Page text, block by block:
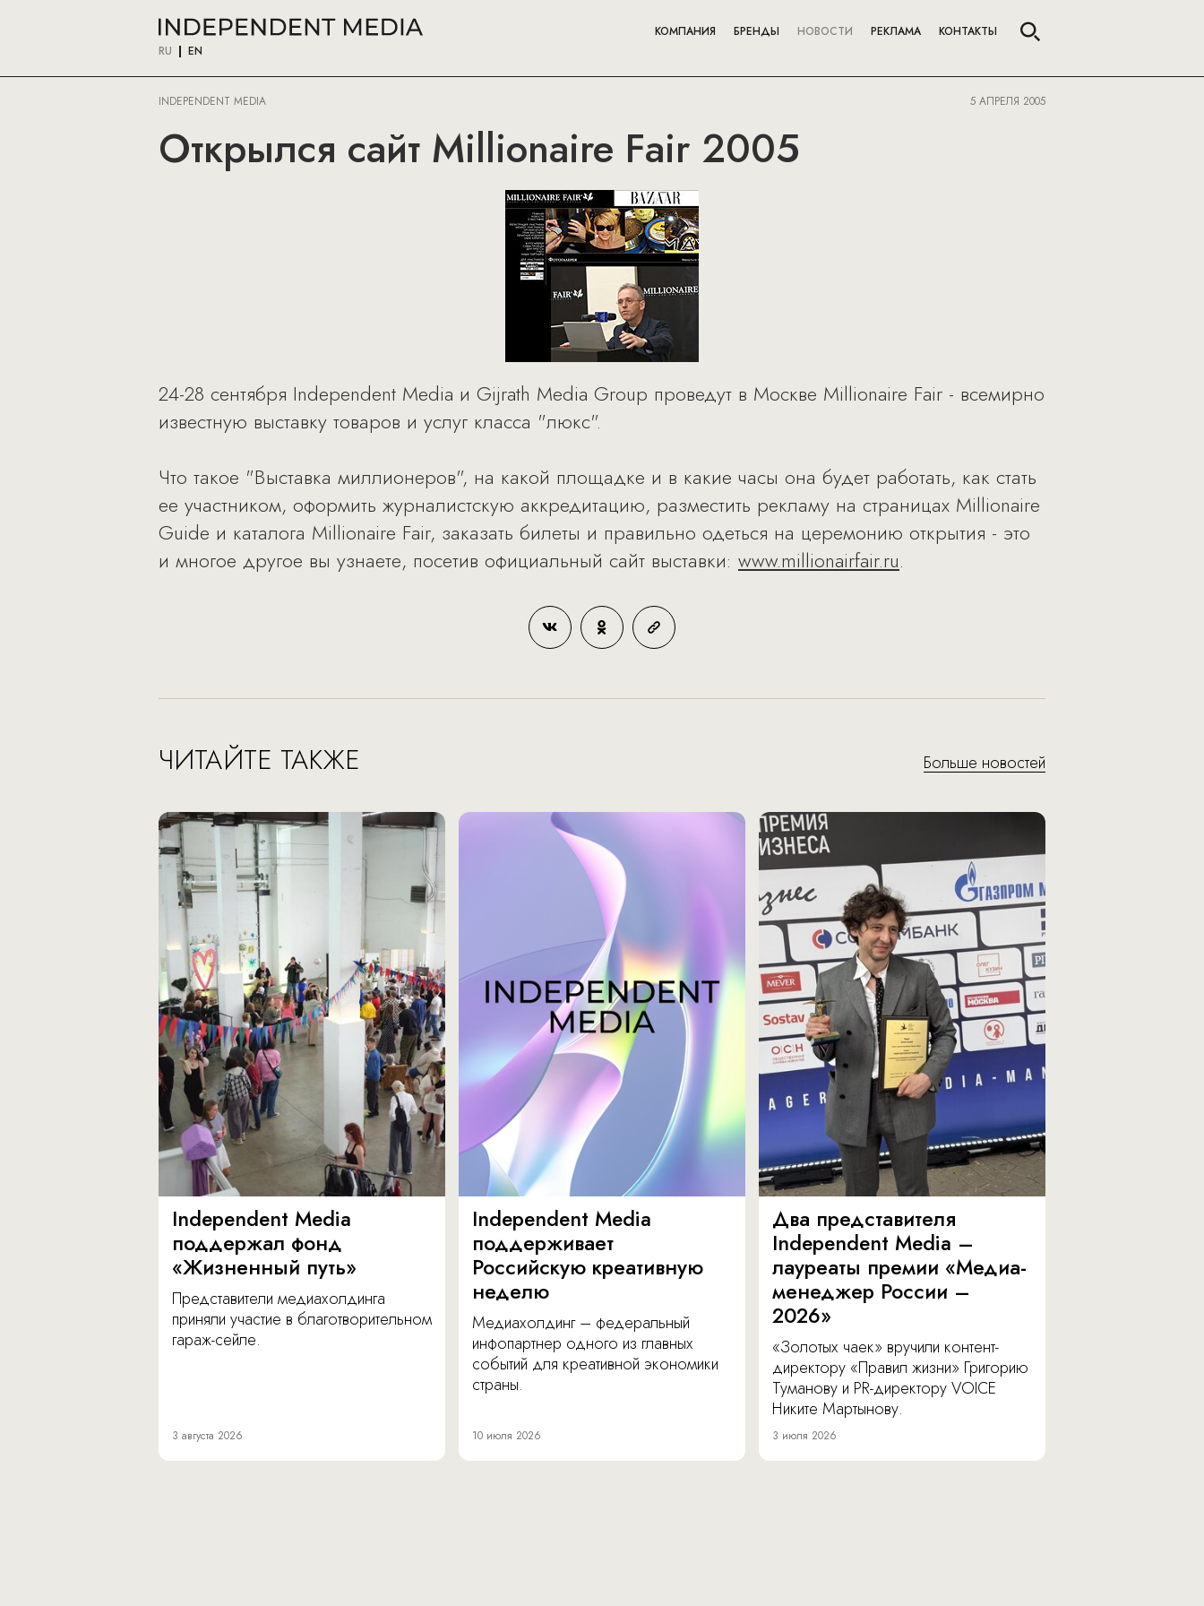
RU EN
КОМПАНИЯ БРЕНДЫ НОВОСТИ РЕКЛАМА КОНТАКТЫ
INDEPENDENT MEDIA 5 АПРЕЛЯ 2005
Открылся сайт Millionaire Fair 2005
24-28 сентября Independent Media и Gijrath Media Group проведут в Москве Millionaire Fair - всемирно
известную выставку товаров и услуг класса "люкс".
Что такое "Выставка миллионеров", на какой площадке и в какие часы она будет работать, как стать
ее участником, оформить журналистскую аккредитацию, разместить рекламу на страницах Millionaire
Guide и каталога Millionaire Fair, заказать билеты и правильно одеться на церемонию открытия - это
и многое другое вы узнаете, посетив официальный сайт выставки: www.millionairfair.ru.
ЧИТАЙТЕ ТАКЖЕ Больше новостей
Independent Media
поддержал фонд
«Жизненный путь»
Представители медиахолдинга
приняли участие в благотворительном
гараж-сейле.
3 августа 2026
Independent Media
поддерживает
Российскую креативную
неделю
Медиахолдинг – федеральный
инфопартнер одного из главных
событий для креативной экономики
страны.
10 июля 2026
Два представителя
Independent Media –
лауреаты премии «Медиа-
менеджер России –
2026»
«Золотых чаек» вручили контент-
директору «Правил жизни» Григорию
Туманову и PR-директору VOICE
Никите Мартынову.
3 июля 2026